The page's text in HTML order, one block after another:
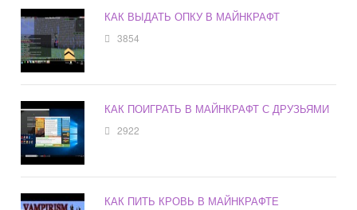
КАК ВЫДАТЬ ОПКУ В МАЙНКРАФТ
3854
КАК ПОИГРАТЬ В МАЙНКРАФТ С ДРУЗЬЯМИ
2922
КАК ПИТЬ КРОВЬ В МАЙНКРАФТЕ